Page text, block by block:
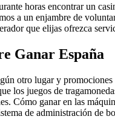
horas encontrar un
a un enjambre de
que elijas ofrezca
Ganar España
otro lugar y
los juegos de
Cómo ganar en las
de administración de